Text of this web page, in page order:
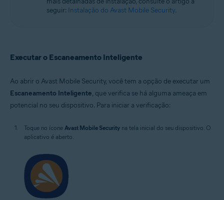
seguir: Instalação do Avast Mobile Security.
Executar o Escaneamento Inteligente
Ao abrir o Avast Mobile Security, você tem a opção de executar um
Escaneamento Inteligente, que verifica se há alguma ameaça em
potencial no seu dispositivo. Para iniciar a verificação:
Toque no ícone Avast Mobile Security na tela inicial do seu dispositivo. O
aplicativo é aberto.